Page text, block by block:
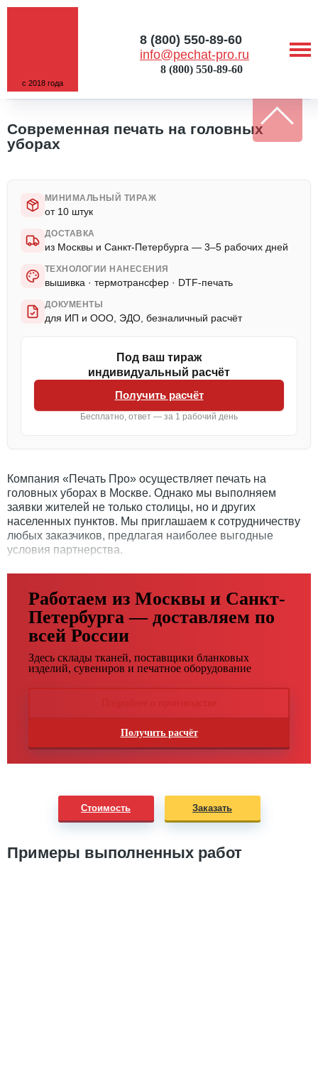
с 2018 года
info@pechat-pro.ru
8 (800) 550-89-60
8 (800) 550-89-60
ГЛАВНАЯ/
Современная печать на головных
уборах
МИНИМАЛЬНЫЙ ТИРАЖ
от 10 штук
ДОСТАВКА
из Москвы и Санкт-Петербурга — 3–5 рабочих дней
ТЕХНОЛОГИИ НАНЕСЕНИЯ
вышивка · термотрансфер · DTF-печать
ДОКУМЕНТЫ
для ИП и ООО, ЭДО, безналичный расчёт
Под ваш тираж
индивидуальный расчёт
Получить расчёт
Бесплатно, ответ — за 1 рабочий день
Компания «Печать Про» осуществляет печать на
головных уборах в Москве. Однако мы выполняем
заявки жителей не только столицы, но и других
населенных пунктов. Мы приглашаем к сотрудничеству
любых заказчиков, предлагая наиболее выгодные
условия партнерства.
Работаем из Москвы и Санкт-
Петербурга — доставляем по
всей России
Здесь склады тканей, поставщики бланковых
изделий, сувениров и печатное оборудование
Получить расчёт
Стоимость Заказать
Примеры выполненных работ